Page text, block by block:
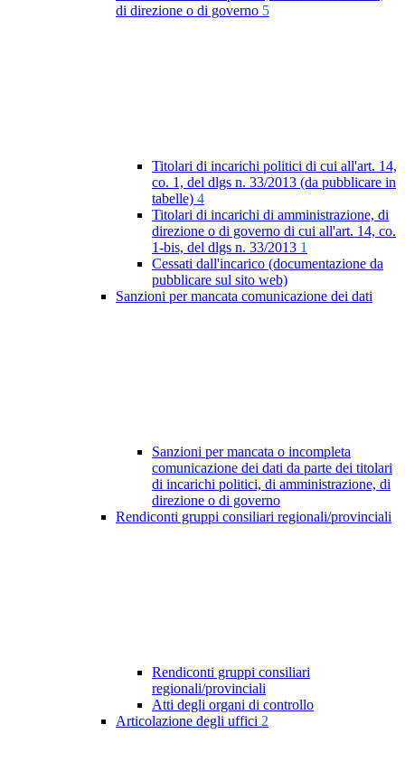
di direzione o di governo 5
Titolari di incarichi politici di cui all'art. 14,
co. 1, del dlgs n. 33/2013 (da pubblicare in
tabelle) 4
Titolari di incarichi di amministrazione, di
direzione o di governo di cui all'art. 14, co.
1-bis, del dlgs n. 33/2013 1
Cessati dall'incarico (documentazione da
pubblicare sul sito web)
Sanzioni per mancata comunicazione dei dati
Sanzioni per mancata o incompleta
comunicazione dei dati da parte dei titolari
di incarichi politici, di amministrazione, di
direzione o di governo
Rendiconti gruppi consiliari regionali/provinciali
Rendiconti gruppi consiliari
regionali/provinciali
Atti degli organi di controllo
Articolazione degli uffici 2